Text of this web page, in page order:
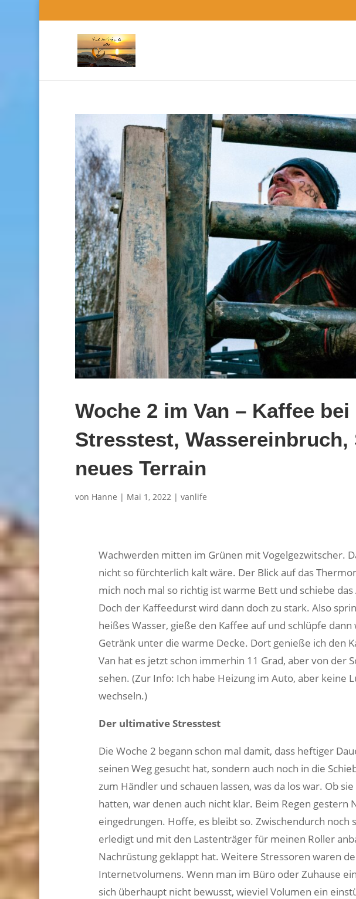
Woche 2 im Van – Kaffee
Stresstest, Wassereinbruch,
neues Terrain
von Hanne | Mai 1, 2022 | vanlife
Wachwerden mitten im Grünen mit Vogelgezwitscher.
nicht so fürchterlich kalt wäre. Der Blick auf das
mich noch mal so richtig ist warme Bett und schiebe
Doch der Kaffeedurst wird dann doch zu stark. Also
heißes Wasser, gieße den Kaffee auf und schlüpfe
Getränk unter die warme Decke. Dort genieße ich den
Van hat es jetzt schon immerhin 11 Grad, aber von der
sehen. (Zur Info: Ich habe Heizung im Auto, aber keine
wechseln.)
Der ultimative Stresstest
Die Woche 2 begann schon mal damit, dass heftiger
seinen Weg gesucht hat, sondern auch noch in die
zum Händler und schauen lassen, was da los war. Ob
hatten, war denen auch nicht klar. Beim Regen gestern
eingedrungen. Hoffe, es bleibt so. Zwischendurch noch
erledigt und mit den Lastenträger für meinen Roller
Nachrüstung geklappt hat. Weitere Stressoren waren
Internetvolumens. Wenn man im Büro oder Zuhause
sich überhaupt nicht bewusst, wieviel Volumen ein